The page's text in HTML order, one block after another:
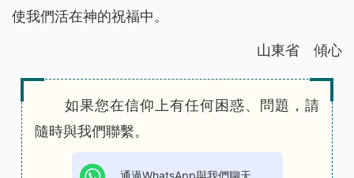
使我們活在神的祝福中。
山東省 傾心
如果您在信仰上有任何困惑、問題，請
隨時與我們聯繫。
通過WhatsApp與我們聊天